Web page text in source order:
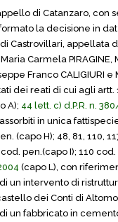
di Catanzaro, con
la decisione in
Castrovillari, appellata
Carmela
Franco CALIGIURI
dei reati di cui agli artt.
A); 44 lett. c) d.P.R. n.
assorbiti in unica
(capo H); 48, 81, 110,
pen.(capo I); 110 cod.
(capo L), con
un intervento di
dei Conti di
un fabbricato in